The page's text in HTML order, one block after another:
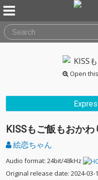
Open
KISSもご飯もおかわ
絵恋ちゃん
Audio format: 24bit/48kHz
Original release date: 2024-03-